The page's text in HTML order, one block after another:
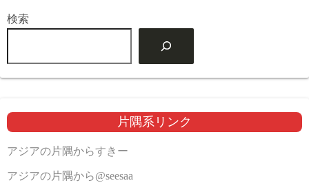
検索
片隅系リンク
アジアの片隅からすきー
アジアの片隅から@seesaa